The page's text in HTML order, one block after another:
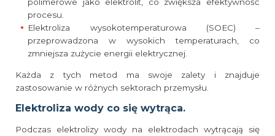
procesu.
Elektroliza wysokotemperaturowa (SOEC) –
przeprowadzona w wysokich temperaturach, co
zmniejsza zużycie energii elektrycznej.
Każda z tych metod ma swoje zalety i znajduje
zastosowanie w różnych sektorach przemysłu.
Elektroliza wody co się wytrąca.
Podczas elektrolizy wody na elektrodach wytrącają się